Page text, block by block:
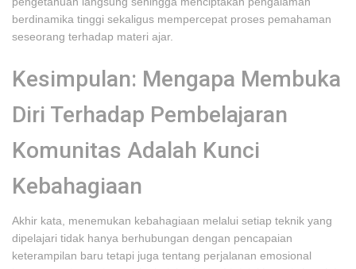
berdinamika tinggi sekaligus mempercepat proses pemahaman
seseorang terhadap materi ajar.
Kesimpulan: Mengapa Membuka
Diri Terhadap Pembelajaran
Komunitas Adalah Kunci
Kebahagiaan
Akhir kata, menemukan kebahagiaan melalui setiap teknik yang
dipelajari tidak hanya berhubungan dengan pencapaian
keterampilan baru tetapi juga tentang perjalanan emosional